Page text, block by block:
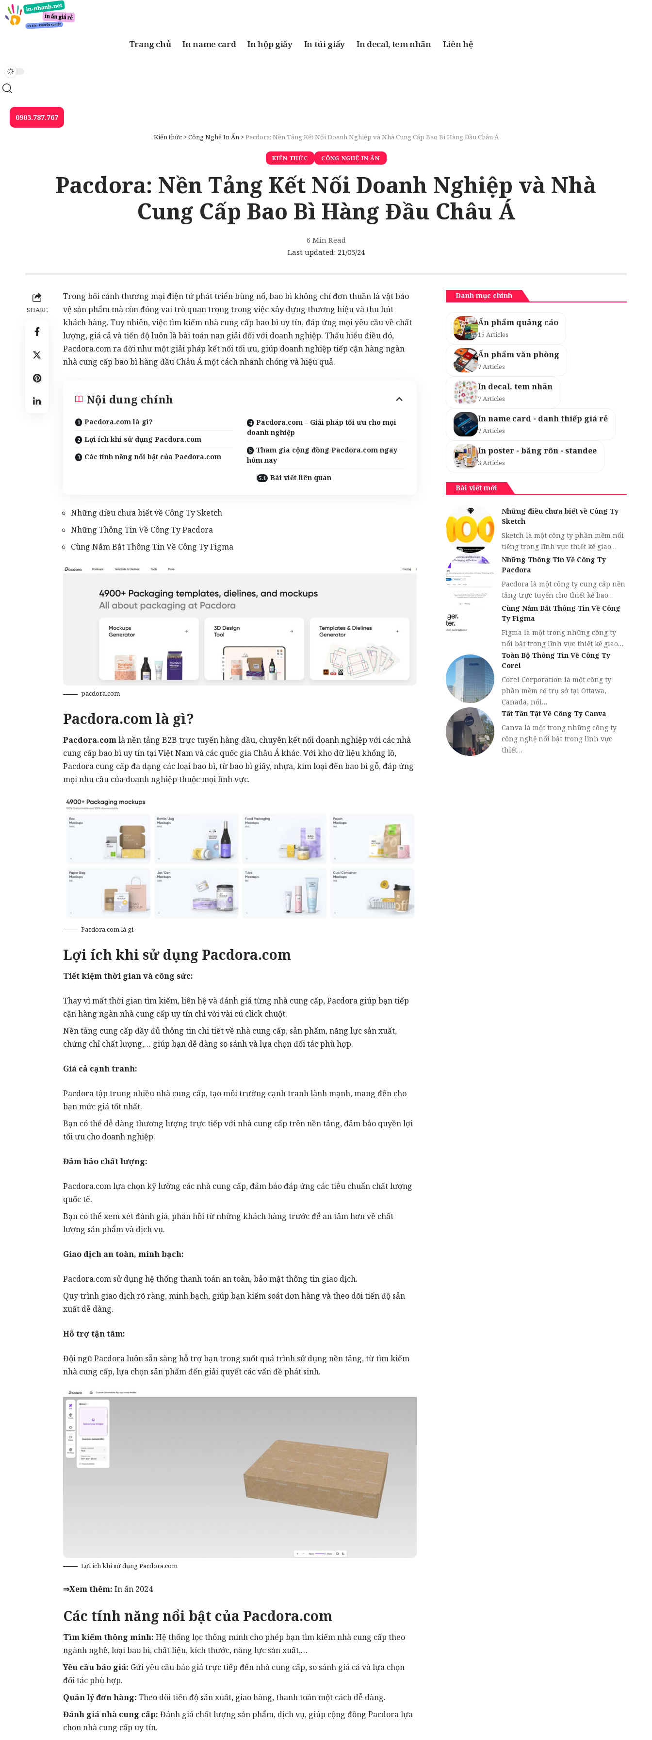
Trang chủ In name card In hộp giấy In túi giấy In decal, tem nhãn Liên hệ
0903.787.767
Kiến thức>Công Nghệ In Ấn>Pacdora: Nền Tảng Kết Nối Doanh Nghiệp và Nhà Cung Cấp Bao Bì Hàng Đầu Châu Á
KIẾN THỨC CÔNG NGHỆ IN ẤN
Pacdora: Nền Tảng Kết Nối Doanh Nghiệp và Nhà
Cung Cấp Bao Bì Hàng Đầu Châu Á
Last updated: 21/05/24
6 Min Read
SHARE
Trong bối cảnh thương mại điện tử phát triển bùng nổ, bao bì không chỉ đơn thuần là vật bảo
vệ sản phẩm mà còn đóng vai trò quan trọng trong việc xây dựng thương hiệu và thu hút
khách hàng. Tuy nhiên, việc tìm kiếm nhà cung cấp bao bì uy tín, đáp ứng mọi yêu cầu về chất
lượng, giá cả và tiến độ luôn là bài toán nan giải đối với doanh nghiệp. Thấu hiểu điều đó,
Pacdora.com ra đời như một giải pháp kết nối tối ưu, giúp doanh nghiệp tiếp cận hàng ngàn
nhà cung cấp bao bì hàng đầu Châu Á một cách nhanh chóng và hiệu quả.
Nội dung chính
Pacdora.com là gì?
Lợi ích khi sử dụng Pacdora.com
Các tính năng nổi bật của Pacdora.com
Pacdora.com – Giải pháp tối ưu cho mọi
doanh nghiệp
Tham gia cộng đồng Pacdora.com ngay
hôm nay
Bài viết liên quan
Những điều chưa biết về Công Ty Sketch
Những Thông Tin Về Công Ty Pacdora
Cùng Nắm Bắt Thông Tin Về Công Ty Figma
pacdora.com
Pacdora.com là gì?
Pacdora.comlà nền tảng B2B trực tuyến hàng đầu, chuyên kết nối doanh nghiệp với các nhà
cung cấp bao bì uy tín tại Việt Nam và các quốc gia Châu Á khác. Với kho dữ liệu khổng lồ,
Pacdora cung cấp đa dạng các loại bao bì, từ bao bì giấy, nhựa, kim loại đến bao bì gỗ, đáp ứng
mọi nhu cầu của doanh nghiệp thuộc mọi lĩnh vực.
Pacdora.com là gì
Lợi ích khi sử dụng Pacdora.com
Tiết kiệm thời gian và công sức:
Thay vì mất thời gian tìm kiếm, liên hệ và đánh giá từng nhà cung cấp, Pacdora giúp bạn tiếp
cận hàng ngàn nhà cung cấp uy tín chỉ với vài cú click chuột.
Nền tảng cung cấp đầy đủ thông tin chi tiết về nhà cung cấp, sản phẩm, năng lực sản xuất,
chứng chỉ chất lượng,… giúp bạn dễ dàng so sánh và lựa chọn đối tác phù hợp.
Giá cả cạnh tranh:
Pacdora tập trung nhiều nhà cung cấp, tạo môi trường cạnh tranh lành mạnh, mang đến cho
bạn mức giá tốt nhất.
Bạn có thể dễ dàng thương lượng trực tiếp với nhà cung cấp trên nền tảng, đảm bảo quyền lợi
tối ưu cho doanh nghiệp.
Đảm bảo chất lượng:
Pacdora.com lựa chọn kỹ lưỡng các nhà cung cấp, đảm bảo đáp ứng các tiêu chuẩn chất lượng
quốc tế.
Bạn có thể xem xét đánh giá, phản hồi từ những khách hàng trước để an tâm hơn về chất
lượng sản phẩm và dịch vụ.
Giao dịch an toàn, minh bạch:
Pacdora.com sử dụng hệ thống thanh toán an toàn, bảo mật thông tin giao dịch.
Quy trình giao dịch rõ ràng, minh bạch, giúp bạn kiểm soát đơn hàng và theo dõi tiến độ sản
xuất dễ dàng.
Hỗ trợ tận tâm:
Đội ngũ Pacdora luôn sẵn sàng hỗ trợ bạn trong suốt quá trình sử dụng nền tảng, từ tìm kiếm
nhà cung cấp, lựa chọn sản phẩm đến giải quyết các vấn đề phát sinh.
Lợi ích khi sử dụng Pacdora.com
⇒Xem thêm: In ấn 2024
Các tính năng nổi bật của Pacdora.com
Tìm kiếm thông minh: Hệ thống lọc thông minh cho phép bạn tìm kiếm nhà cung cấp theo
ngành nghề, loại bao bì, chất liệu, kích thước, năng lực sản xuất,…
Yêu cầu báo giá: Gửi yêu cầu báo giá trực tiếp đến nhà cung cấp, so sánh giá cả và lựa chọn
đối tác phù hợp.
Quản lý đơn hàng: Theo dõi tiến độ sản xuất, giao hàng, thanh toán một cách dễ dàng.
Đánh giá nhà cung cấp: Đánh giá chất lượng sản phẩm, dịch vụ, giúp cộng đồng Pacdora lựa
chọn nhà cung cấp uy tín.
Danh mục chính
Ấn phẩm quảng cáo
15 Articles
Ấn phẩm văn phòng
7 Articles
In decal, tem nhãn
7 Articles
In name card - danh thiếp giá rẻ
7 Articles
In poster - băng rôn - standee
3 Articles
Bài viết mới
Những điều chưa biết về Công Ty
Sketch
Sketch là một công ty phần mềm nổi
tiếng trong lĩnh vực thiết kế giao…
Những Thông Tin Về Công Ty
Pacdora
Pacdora là một công ty cung cấp nền
tảng trực tuyến cho thiết kế bao…
Cùng Nắm Bắt Thông Tin Về Công
Ty Figma
Figma là một trong những công ty
nổi bật trong lĩnh vực thiết kế giao…
Toàn Bộ Thông Tin Về Công Ty
Corel
Corel Corporation là một công ty
phần mềm có trụ sở tại Ottawa,
Canada, nổi…
Tất Tần Tật Về Công Ty Canva
Canva là một trong những công ty
công nghệ nổi bật trong lĩnh vực
thiết…